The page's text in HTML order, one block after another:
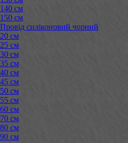
140 см
150 см
Провід силіконовий чорний
20 см
25 см
30 см
35 см
40 см
45 см
50 см
55 см
60 см
70 см
80 см
90 см